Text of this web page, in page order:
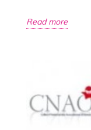
Read more